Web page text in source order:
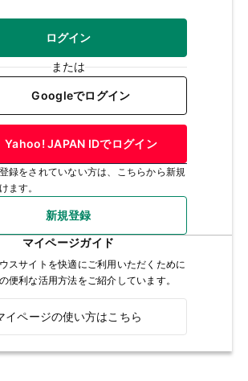
ログイン
または
Googleでログイン
Yahoo! JAPAN IDでログイン
録をされていない方は、こちらから新規
ます。
新規登録
マイページガイド
スサイトを快適にご利用いただくために
便利な活用方法をご紹介しています。
イページの使い方はこちら